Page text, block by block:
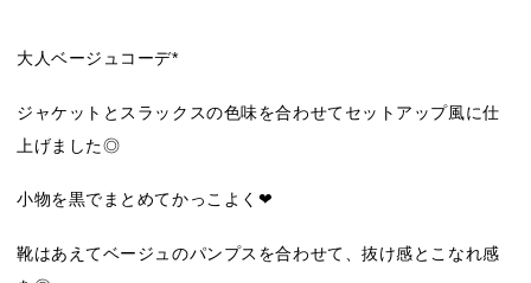
大人ベージュコーデ*
ジャケットとスラックスの色味を合わせてセットアップ風に仕
上げました◎
小物を黒でまとめてかっこよく‪‪❤︎‬
靴はあえてベージュのパンプスを合わせて、抜け感とこなれ感